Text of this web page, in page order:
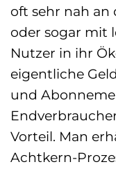
oft sehr nah
oder sogar mit
Nutzer in ihr
eigentliche
und
Vorteil. Man
Achtkern-